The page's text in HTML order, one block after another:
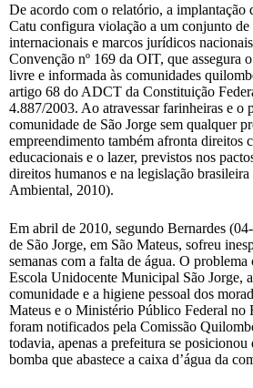
De acordo com o relatório, a implantação
Catu configura violação a um conjunto de
internacionais e marcos jurídicos
Convenção nº 169 da OIT, que assegura
livre e informada às comunidades
artigo 68 do ADCT da Constituição
4.887/2003. Ao atravessar farinheiras e o
comunidade de São Jorge sem qualquer
empreendimento também afronta direitos
educacionais e o lazer, previstos nos
direitos humanos e na legislação
Ambiental, 2010).
Em abril de 2010, segundo Bernardes
de São Jorge, em São Mateus, sofreu
semanas com a falta de água. O problema
Escola Unidocente Municipal São Jorge,
comunidade e a higiene pessoal dos
Mateus e o Ministério Público Federal no
foram notificados pela Comissão
todavia, apenas a prefeitura se
bomba que abastece a caixa d’água da